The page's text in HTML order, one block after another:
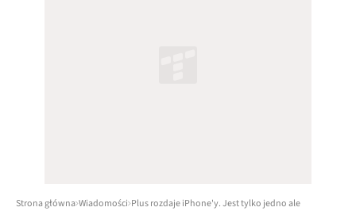
Strona główna Wiadomości Plus rozdaje iPhone'y. Jest tylko jedno ale